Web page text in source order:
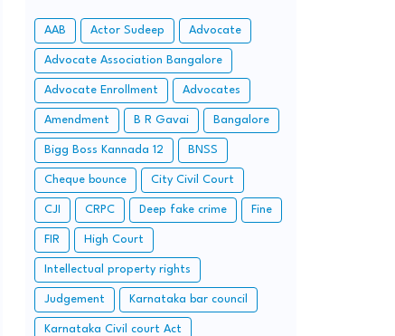
AAB Actor Sudeep Advocate
Advocate Association Bangalore
Advocate Enrollment Advocates
Amendment B R Gavai Bangalore
Bigg Boss Kannada 12 BNSS
Cheque bounce City Civil Court
CJI CRPC Deep fake crime Fine
FIR High Court
Intellectual property rights
Judgement Karnataka bar council
Karnataka Civil court Act